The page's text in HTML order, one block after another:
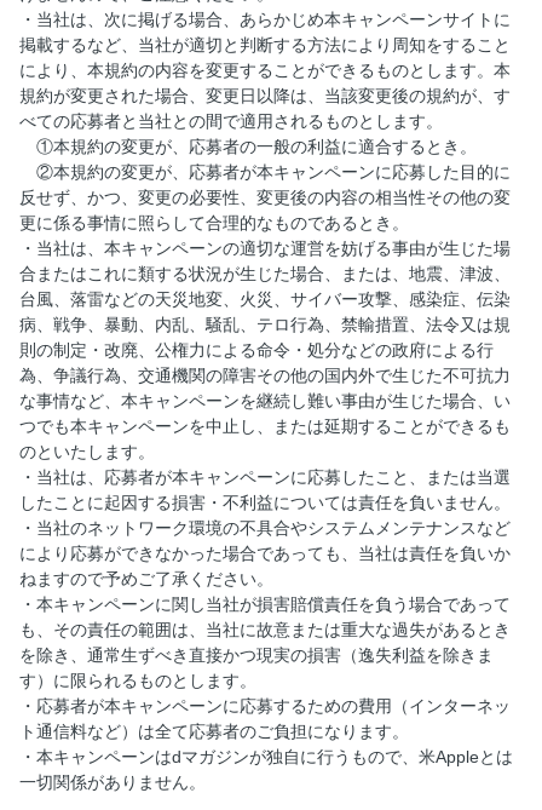
・当社は、次に掲げる場合、あらかじめ本キャンペーンサイトに
掲載するなど、当社が適切と判断する方法により周知をすること
により、本規約の内容を変更することができるものとします。本
規約が変更された場合、変更日以降は、当該変更後の規約が、す
べての応募者と当社との間で適用されるものとします。
①本規約の変更が、応募者の一般の利益に適合するとき。
②本規約の変更が、応募者が本キャンペーンに応募した目的に
反せず、かつ、変更の必要性、変更後の内容の相当性その他の変
更に係る事情に照らして合理的なものであるとき。
・当社は、本キャンペーンの適切な運営を妨げる事由が生じた場
合またはこれに類する状況が生じた場合、または、地震、津波、
台風、落雷などの天災地変、火災、サイバー攻撃、感染症、伝染
病、戦争、暴動、内乱、騒乱、テロ行為、禁輸措置、法令又は規
則の制定・改廃、公権力による命令・処分などの政府による行
為、争議行為、交通機関の障害その他の国内外で生じた不可抗力
な事情など、本キャンペーンを継続し難い事由が生じた場合、い
つでも本キャンペーンを中止し、または延期することができるも
のといたします。
・当社は、応募者が本キャンペーンに応募したこと、または当選
したことに起因する損害・不利益については責任を負いません。
・当社のネットワーク環境の不具合やシステムメンテナンスなど
により応募ができなかった場合であっても、当社は責任を負いか
ねますので予めご了承ください。
・本キャンペーンに関し当社が損害賠償責任を負う場合であって
も、その責任の範囲は、当社に故意または重大な過失があるとき
を除き、通常生ずべき直接かつ現実の損害（逸失利益を除きま
す）に限られるものとします。
・応募者が本キャンペーンに応募するための費用（インターネッ
ト通信料など）は全て応募者のご負担になります。
・本キャンペーンはdマガジンが独自に行うもので、米Appleとは
一切関係がありません。